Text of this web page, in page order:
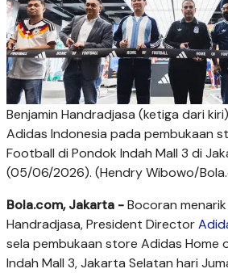
Benjamin Handradjasa (ketiga dari
Adidas Indonesia pada pembukaan
Football di Pondok Indah Mall 3 di
(05/06/2026). (Hendry Wibowo/
Bola.com, Jakarta -Bocoran
Handradjasa, President Director
sela pembukaan store Adidas Home
Indah Mall 3, Jakarta Selatan hari